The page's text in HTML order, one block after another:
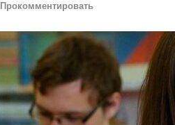
Прокомментировать